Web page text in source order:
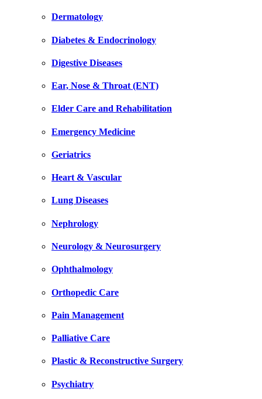
Dermatology
Diabetes & Endocrinology
Digestive Diseases
Ear, Nose & Throat (ENT)
Elder Care and Rehabilitation
Emergency Medicine
Geriatrics
Heart & Vascular
Lung Diseases
Nephrology
Neurology & Neurosurgery
Ophthalmology
Orthopedic Care
Pain Management
Palliative Care
Plastic & Reconstructive Surgery
Psychiatry